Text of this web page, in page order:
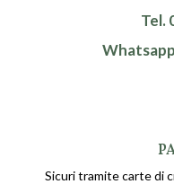
Tel.
Sicuri tramite carte di